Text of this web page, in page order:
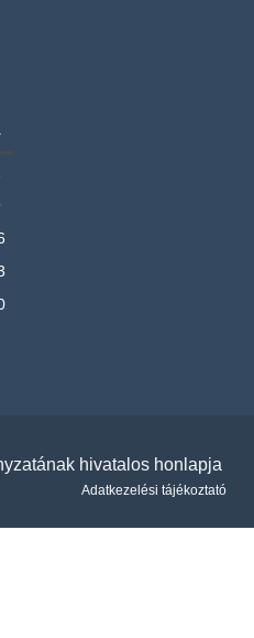
hivatalos honlapja
Adatkezelési tájékoztató